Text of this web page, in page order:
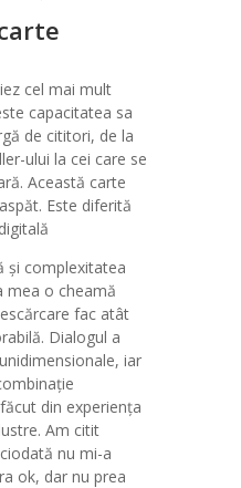
cel mai mult
capacitatea sa
de cititori, de la
ului la cei care se
Această carte
Este diferită
și complexitatea
mea o cheamă
fac atât
Dialogul a
iar
din experiența
Am citit
nu mi-a
ok, dar nu prea